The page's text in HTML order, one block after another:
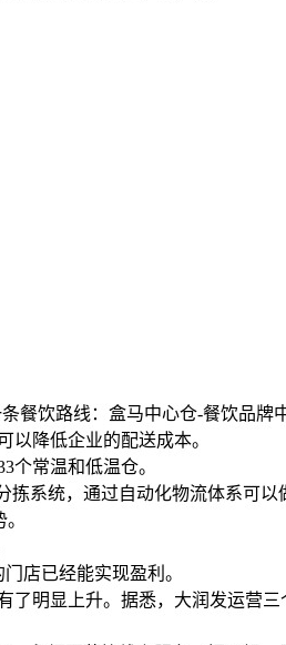
饮路线：盒马中心仓-餐饮品牌中
降低企业的配送成本。
个常温和低温仓。
系统，通过自动化物流体系可以
店已经能实现盈利。
明显上升。据悉，大润发运营